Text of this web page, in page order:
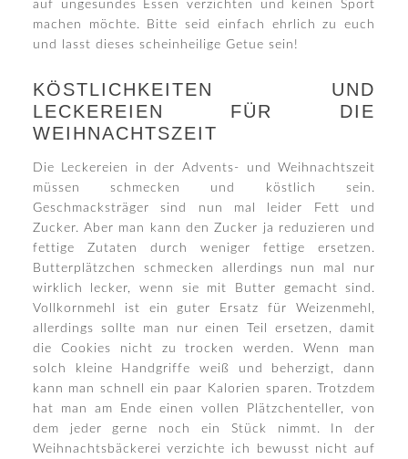
auf ungesundes Essen verzichten und keinen Sport
machen möchte. Bitte seid einfach ehrlich zu euch
und lasst dieses scheinheilige Getue sein!
KÖSTLICHKEITEN UND
LECKEREIEN FÜR DIE
WEIHNACHTSZEIT
Die Leckereien in der Advents- und Weihnachtszeit
müssen schmecken und köstlich sein.
Geschmacksträger sind nun mal leider Fett und
Zucker. Aber man kann den Zucker ja reduzieren und
fettige Zutaten durch weniger fettige ersetzen.
Butterplätzchen schmecken allerdings nun mal nur
wirklich lecker, wenn sie mit Butter gemacht sind.
Vollkornmehl ist ein guter Ersatz für Weizenmehl,
allerdings sollte man nur einen Teil ersetzen, damit
die Cookies nicht zu trocken werden. Wenn man
solch kleine Handgriffe weiß und beherzigt, dann
kann man schnell ein paar Kalorien sparen. Trotzdem
hat man am Ende einen vollen Plätzchenteller, von
dem jeder gerne noch ein Stück nimmt. In der
Weihnachtsbäckerei verzichte ich bewusst nicht auf